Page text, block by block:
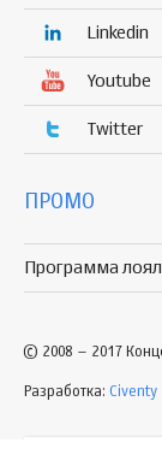
Linkedin
Youtube
Twitter
ПРОМО
Программа
© 2008 – 2017
Разработка: Civenty